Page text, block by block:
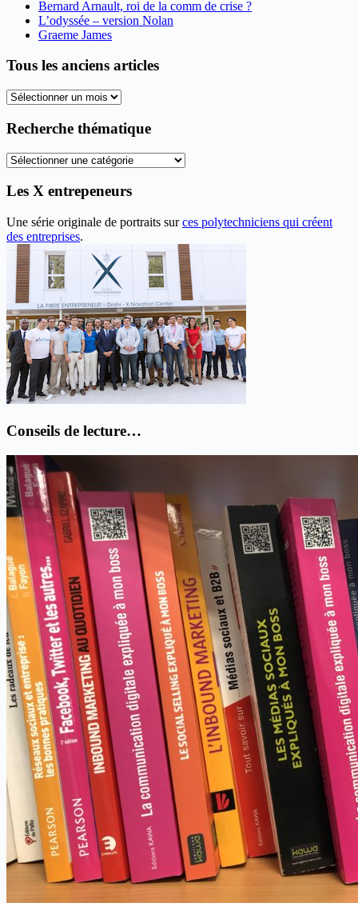
Bernard Arnault, roi de la comm de crise ?
L’odyssée – version Nolan
Graeme James
Tous les anciens articles
Tous
anciens
Recherche thématique
Recherche
Les X entrepeneurs
Une série originale de portraits surces polytechniciens qui créent
des entreprises.
Conseils de lecture…